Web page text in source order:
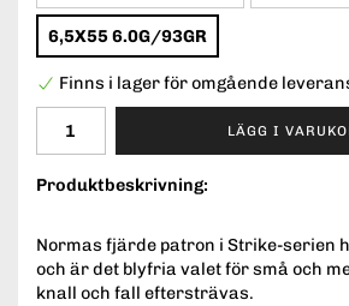
6,5X55 6.0G/93GR
Finns i lager för omgående
LÄGG I
Produktbeskrivning:
Normas fjärde patron i Strike-serien
och är det blyfria valet för små och
knall och fall eftersträvas.